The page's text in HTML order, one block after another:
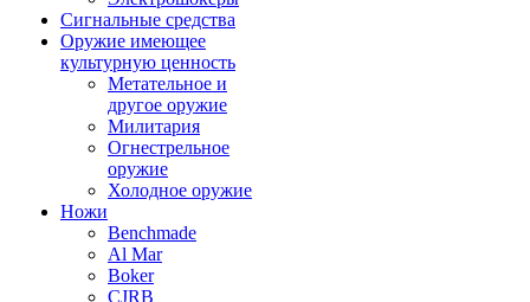
Сигнальные средства
Оружие имеющее
культурную ценность
Метательное и
другое оружие
Милитария
Огнестрельное
оружие
Холодное оружие
Ножи
Benchmade
Al Mar
Boker
CJRB